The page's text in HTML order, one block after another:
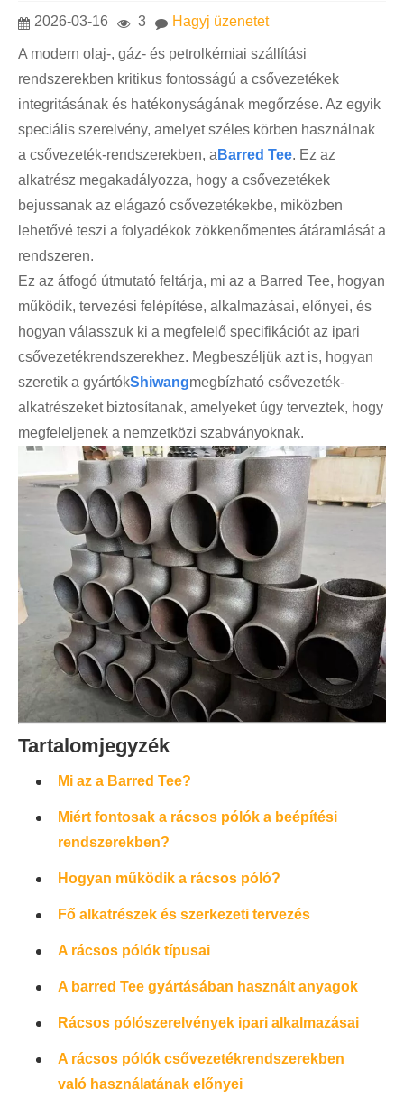
2026-03-16 3 Hagyj üzenetet
A modern olaj-, gáz- és petrolkémiai szállítási
rendszerekben kritikus fontosságú a csővezetékek
integritásának és hatékonyságának megőrzése. Az egyik
speciális szerelvény, amelyet széles körben használnak
a csővezeték-rendszerekben, a Barred Tee. Ez az
alkatrész megakadályozza, hogy a csővezetékek
bejussanak az elágazó csővezetékekbe, miközben
lehetővé teszi a folyadékok zökkenőmentes átáramlását a
rendszeren.
Ez az átfogó útmutató feltárja, mi az a Barred Tee, hogyan
működik, tervezési felépítése, alkalmazásai, előnyei, és
hogyan válasszuk ki a megfelelő specifikációt az ipari
csővezetékrendszerekhez. Megbeszéljük azt is, hogyan
szeretik a gyártókShiwangmegbízható csővezeték-
alkatrészeket biztosítanak, amelyeket úgy terveztek, hogy
megfeleljenek a nemzetközi szabványoknak.
Tartalomjegyzék
Mi az a Barred Tee?
Miért fontosak a rácsos pólók a beépítési
rendszerekben?
Hogyan működik a rácsos póló?
Fő alkatrészek és szerkezeti tervezés
A rácsos pólók típusai
A barred Tee gyártásában használt anyagok
Rácsos pólószerelvények ipari alkalmazásai
A rácsos pólók csővezetékrendszerekben
való használatának előnyei